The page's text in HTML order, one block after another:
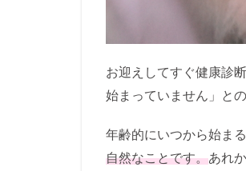
お迎えしてすぐ健康診
始まっていません」と
年齢的にいつから始ま
自然なことです。あれ